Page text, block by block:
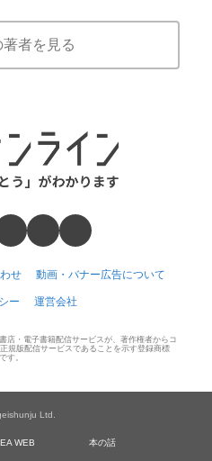
者を見る
せ 動画・バナー広告について
ー 運営会社
店・電子書籍配信サービスが、著作権者からコ
規版配信サービスであることを示す登録商標
す。
Ltd.
WEB 本の話